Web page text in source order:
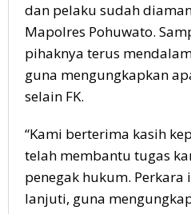
dan pelaku sudah
Mapolres Pohuwato.
pihaknya terus
guna mengungkapkan
selain FK.
“Kami berterima kasih
telah membantu tugas
penegak hukum.
lanjuti, guna